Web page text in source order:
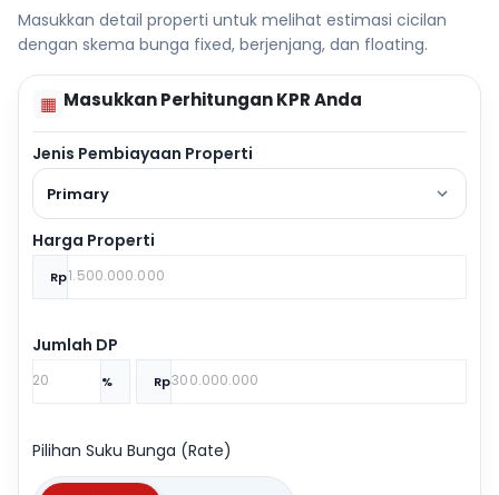
Masukkan detail properti untuk melihat estimasi cicilan
dengan skema bunga fixed, berjenjang, dan floating.
▦ Masukkan Perhitungan KPR Anda
Jenis Pembiayaan Properti
Primary
Harga Properti
Rp
Jumlah DP
% Rp
Pilihan Suku Bunga (Rate)